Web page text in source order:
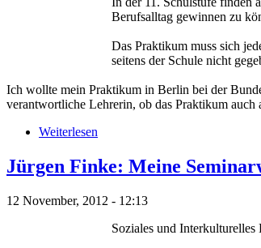
Berufsalltag gewinnen zu
Das Praktikum muss sich
seitens der Schule nicht
Ich wollte mein Praktikum in Berlin bei der
verantwortliche Lehrerin, ob das Praktikum auch
Weiterlesen
Jürgen Finke: Meine
12 November, 2012 - 12:13
Soziales und Interkulturelles